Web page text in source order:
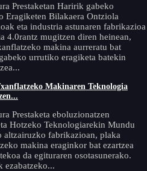
Prestaketan Haririk gabeko
Eragiketen Bilakaera Ontziola
eta industria astunaren fabrikazioa
4.0rantz mugitzen diren heinean,
makina aurreratu bat
urrutiko eragiketa batekin
Makinaren Teknologia
Prestaketa eboluzionatzen
Hotzeko Teknologiarekin Mundu
altzairuzko fabrikazioan, plaka
makina eraginkor bat ezartzea
da egituraren osotasunerako.
ezabatzeko...